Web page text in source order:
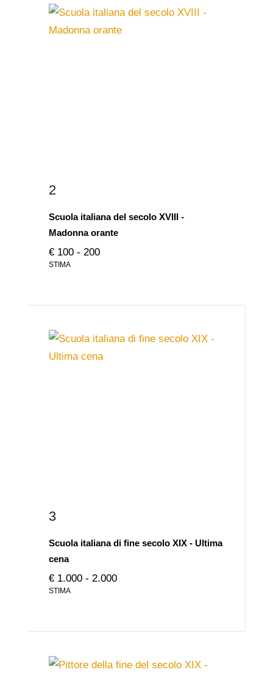
2
Scuola italiana del secolo XVIII -
Madonna orante
€ 100 - 200
STIMA
3
Scuola italiana di fine secolo XIX - Ultima
cena
€ 1.000 - 2.000
STIMA